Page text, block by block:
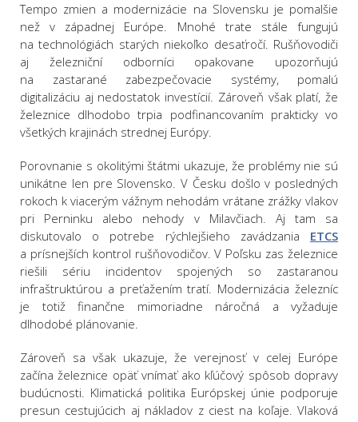
Tempo zmien a modernizácie na Slovensku je pomalšie
než v západnej Európe. Mnohé trate stále fungujú
na technológiách starých niekoľko desaťročí. Rušňovodiči
aj železniční odborníci opakovane upozorňujú
na zastarané zabezpečovacie systémy, pomalú
digitalizáciu aj nedostatok investícií. Zároveň však platí, že
železnice dlhodobo trpia podfinancovaním prakticky vo
všetkých krajinách strednej Európy.
Porovnanie s okolitými štátmi ukazuje, že problémy nie sú
unikátne len pre Slovensko. V Česku došlo v posledných
rokoch k viacerým vážnym nehodám vrátane zrážky vlakov
pri Perninku alebo nehody v Milavčiach. Aj tam sa
diskutovalo o potrebe rýchlejšieho zavádzania ETCS
a prísnejších kontrol rušňovodičov. V Poľsku zas železnice
riešili sériu incidentov spojených so zastaranou
infraštruktúrou a preťažením tratí. Modernizácia železníc
je totiž finančne mimoriadne náročná a vyžaduje
dlhodobé plánovanie.
Zároveň sa však ukazuje, že verejnosť v celej Európe
začína železnice opäť vnímať ako kľúčový spôsob dopravy
budúcnosti. Klimatická politika Európskej únie podporuje
presun cestujúcich aj nákladov z ciest na koľaje. Vlaková